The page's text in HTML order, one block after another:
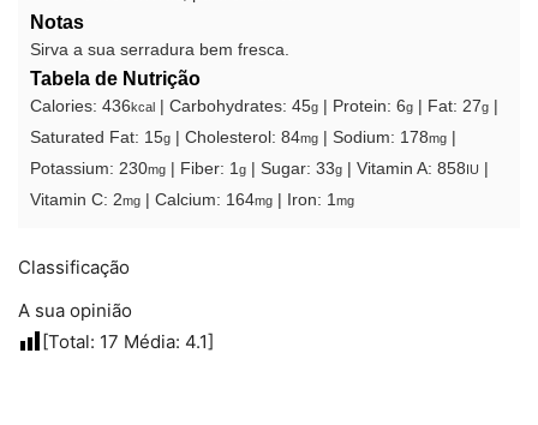
Notas
Sirva a sua serradura bem fresca.
Tabela de Nutrição
Calories: 436kcal Carbohydrates: 45g Protein: 6g Fat: 27g
Saturated Fat: 15g Cholesterol: 84mg Sodium: 178mg
Potassium: 230mg Fiber: 1g Sugar: 33g Vitamin A: 858IU
Vitamin C: 2mg Calcium: 164mg Iron: 1mg
Classificação
A sua opinião
[Total: 17 Média: 4.1]